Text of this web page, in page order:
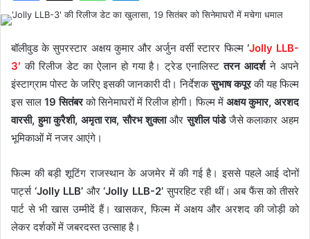
बॉलीवुड के सुपरस्टार अक्षय कुमार और अर्जुन वर्सी स्टारर फिल्म ‘Jolly LLB-
3′ की रिलीज डेट का ऐलान हो गया है। ट्रेड एनालिस्टतरन आदर्शने अपने
इंस्टाग्राम पोस्ट के जरिए इसकी जानकारी दी। निर्देशकसुभाष कपूरकी यह फिल्म
इस साल 19 सितंबरको सिनेमाघरों में रिलीज होगी। फिल्म में अक्षय कुमार, अरशद
वारसी, हुमा कुरैशी, अमृता राव, सौरभ शुक्लाऔरसुशील पांडेजैसे कलाकार अहम
भूमिकाओं में नजर आएंगे।
फिल्म की बड़ी शूटिंग राजस्थान के अजमेर में की गई है। इससे पहले आई दोनों
पार्ट्स ‘Jolly LLB’ और‘Jolly LLB-2’सुपरहिट रही थीं। अब फैंस को तीसरे
पार्ट से भी खास उम्मीदें हैं। खासकर, फिल्म में अक्षय और अरशद की जोड़ी को
लेकर दर्शकों में जबरदस्त उत्साह है।